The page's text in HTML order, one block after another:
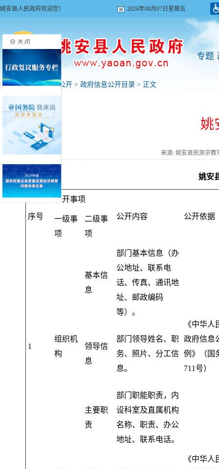
姚安县人民政府欢迎您！ 2026年08月07日星期五
专题
首页>政府信息公开 > 政府信息公开目录 > 正文
姚
来源: 姚安县民族宗
姚安
序号
公开事项
公开内容 公开依据
一级事
项
二级事
项
1
组织机
构
基本信
息
部门基本信息（办
公地址、联系电
话、传真、通讯地
址、邮政编码
等）。
《中华
政府信息
例》（国
711号）
领导信
息
部门领导姓名、职
务、照片、分工信
息。
主要职
责
部门职能职责， 内
设科室及直属机构
名称、职责、办公
地址、联系电话。
《中华